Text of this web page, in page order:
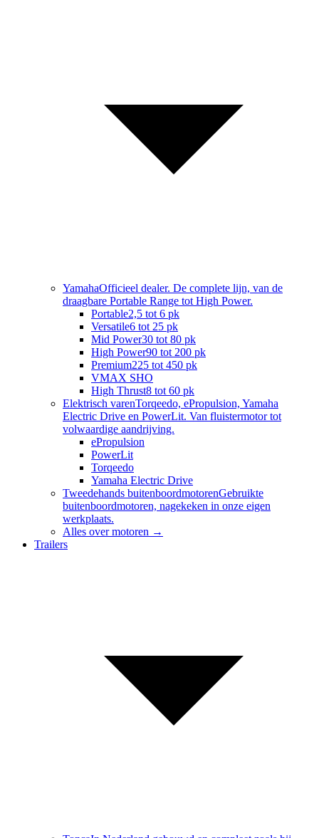
YamahaOfficieel dealer. De complete lijn, van de
draagbare Portable Range tot High Power.
Portable2,5 tot 6 pk
Versatile6 tot 25 pk
Mid Power30 tot 80 pk
High Power90 tot 200 pk
Premium225 tot 450 pk
VMAX SHO
High Thrust8 tot 60 pk
Elektrisch varenTorqeedo, ePropulsion, Yamaha
Electric Drive en PowerLit. Van fluistermotor tot
volwaardige aandrijving.
ePropulsion
PowerLit
Torqeedo
Yamaha Electric Drive
Tweedehands buitenboordmotorenGebruikte
buitenboordmotoren, nagekeken in onze eigen
werkplaats.
Alles overmotoren →
Trailers